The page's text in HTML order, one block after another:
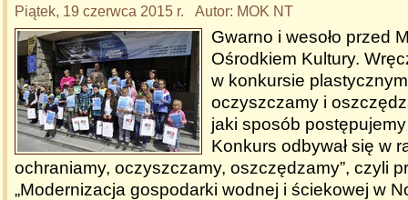
Piątek, 19 czerwca 2015 r. Autor: MOK NT
Gwarno i wesoło przed
Ośrodkiem Kultury.
w konkursie
oczyszczamy i
jaki sposób
Konkurs odbywał się w
ochraniamy, oczyszczamy, oszczędzamy”, czyli
„Modernizacja gospodarki wodnej i ściekowej w